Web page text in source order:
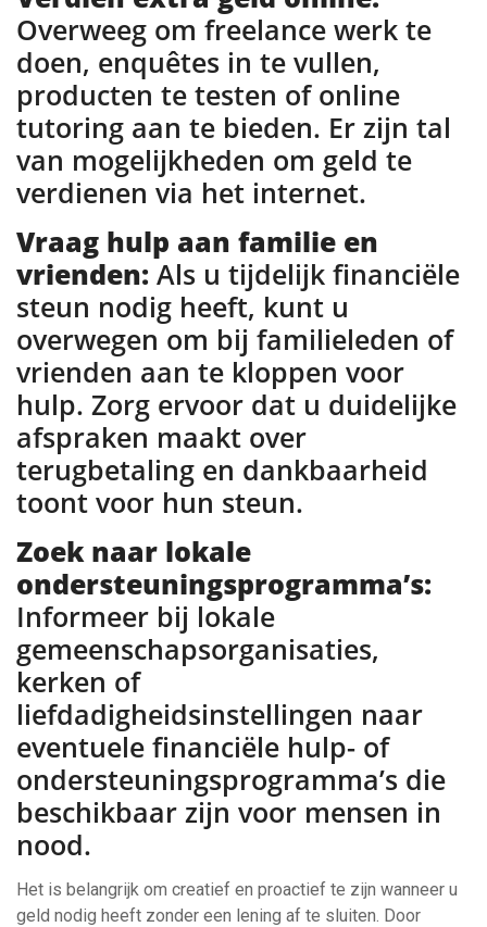
Overweeg om freelance werk te
doen, enquêtes in te vullen,
producten te testen of online
tutoring aan te bieden. Er zijn tal
van mogelijkheden om geld te
verdienen via het internet.
Vraag hulp aan familie en
vrienden: Als u tijdelijk financiële
steun nodig heeft, kunt u
overwegen om bij familieleden of
vrienden aan te kloppen voor
hulp. Zorg ervoor dat u duidelijke
afspraken maakt over
terugbetaling en dankbaarheid
toont voor hun steun.
Zoek naar lokale
ondersteuningsprogramma’s:
Informeer bij lokale
gemeenschapsorganisaties,
kerken of
liefdadigheidsinstellingen naar
eventuele financiële hulp- of
ondersteuningsprogramma’s die
beschikbaar zijn voor mensen in
nood.
Het is belangrijk om creatief en proactief te zijn wanneer u
geld nodig heeft zonder een lening af te sluiten. Door